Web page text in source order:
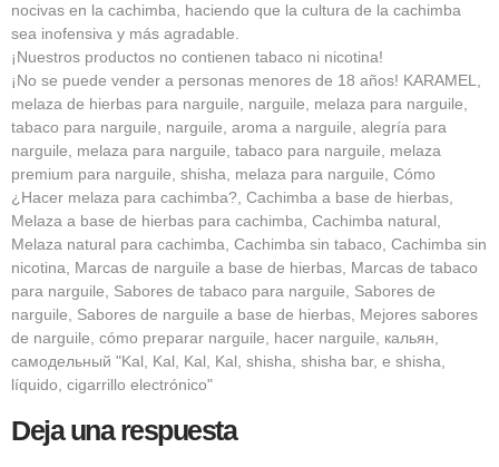
nocivas en la cachimba, haciendo que la cultura de la cachimba
sea inofensiva y más agradable.
¡Nuestros productos no contienen tabaco ni nicotina!
¡No se puede vender a personas menores de 18 años! KARAMEL,
melaza de hierbas para narguile, narguile, melaza para narguile,
tabaco para narguile, narguile, aroma a narguile, alegría para
narguile, melaza para narguile, tabaco para narguile, melaza
premium para narguile, shisha, melaza para narguile, Cómo
¿Hacer melaza para cachimba?, Cachimba a base de hierbas,
Melaza a base de hierbas para cachimba, Cachimba natural,
Melaza natural para cachimba, Cachimba sin tabaco, Cachimba sin
nicotina, Marcas de narguile a base de hierbas, Marcas de tabaco
para narguile, Sabores de tabaco para narguile, Sabores de
narguile, Sabores de narguile a base de hierbas, Mejores sabores
de narguile, cómo preparar narguile, hacer narguile, кальян,
самодельный "Kal, Kal, Kal, Kal, shisha, shisha bar, e shisha,
líquido, cigarrillo electrónico"
Deja una respuesta